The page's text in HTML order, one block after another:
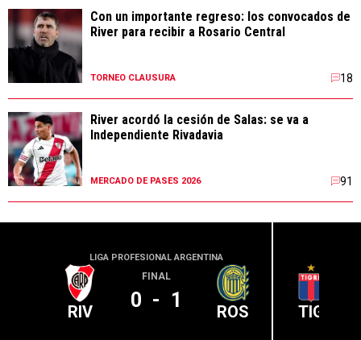
Con un importante regreso: los convocados de
River para recibir a Rosario Central
TORNEO CLAUSURA 18
River acordó la cesión de Salas: se va a
Independiente Rivadavia
MERCADO DE PASES 2026 91
LIGA PROFESIONAL ARGENTINA
RIV
FINAL
0 - 1 ROS TIG